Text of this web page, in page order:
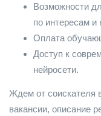
Возможности
по интересам и
Оплата
Доступ к
нейросети.
Ждем от соискателя
вакансии, описание